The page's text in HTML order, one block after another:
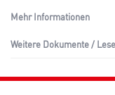
Mehr Informationen
Weitere Dokumente /